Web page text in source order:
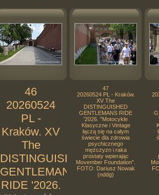
46
20260524
PL -
Kraków. XV
The
DISTINGUISHED
GENTLEMANS
RIDE '2026.
47
20260524 PL - Kraków.
XV The
DISTINGUISHED
GENTLEMANS RIDE
'2026. "Motocykle
Klasyczne i Vintage
łączą się na całym
świecie dla zdrowia
psychicznego
mężczyzn i raka
prostaty wpierając
Movember Foundation".
FOTO: Dariusz Nowak
(nddg)